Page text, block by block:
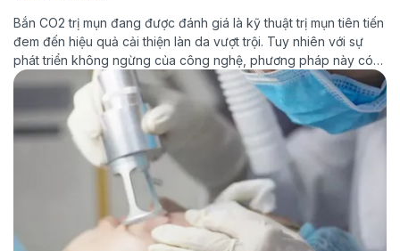
Bắn CO2 trị mụn đang được đánh giá là kỹ thuật trị mụn tiên tiến
đem đến hiệu quả cải thiện làn da vượt trội. Tuy nhiên với sự
phát triển không ngừng của công nghệ, phương pháp này có
còn tối ưu hay không? Liệu bạn có thực sự cần sử dụng laser